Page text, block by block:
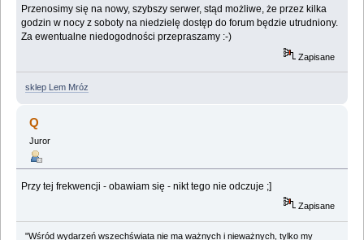
Przenosimy się na nowy, szybszy serwer, stąd możliwe, że przez kilka
godzin w nocy z soboty na niedzielę dostęp do forum będzie utrudniony.
Za ewentualne niedogodności przepraszamy :-)
Zapisane
sklep Lem Mróz
Q
Juror
Przy tej frekwencji - obawiam się - nikt tego nie odczuje ;]
Zapisane
"Wśród wydarzeń wszechświata nie ma ważnych i nieważnych, tylko my